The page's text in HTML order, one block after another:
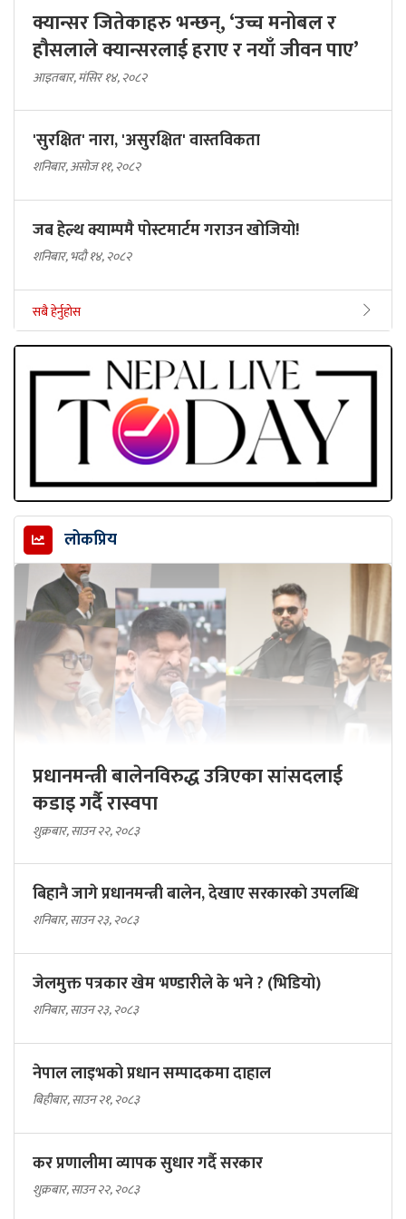
क्यान्सर जितेकाहरु भन्छन्, ‘उच्च मनोबल र
हौसलाले क्यान्सरलाई हराए र नयाँ जीवन पाए’
आइतबार, मंसिर १४, २०८२
'सुरक्षित' नारा, 'असुरक्षित' वास्तविकता
शनिबार, असोज ११, २०८२
जब हेल्थ क्याम्पमै पोस्टमार्टम गराउन खोजियो!
शनिबार, भदौ १४, २०८२
सबै हेर्नुहोस
लोकप्रिय
प्रधानमन्त्री बालेनविरुद्ध उत्रिएका सांसदलाई
कडाइ गर्दै रास्वपा
शुक्रबार, साउन २२, २०८३
बिहानै जागे प्रधानमन्त्री बालेन, देखाए सरकारकाे उपलब्धि
शनिबार, साउन २३, २०८३
जेलमुक्त पत्रकार खेम भण्डारीले के भने ? (भिडियो)
शनिबार, साउन २३, २०८३
नेपाल लाइभको प्रधान सम्पादकमा दाहाल
बिहीबार, साउन २१, २०८३
कर प्रणालीमा व्यापक सुधार गर्दै सरकार
शुक्रबार, साउन २२, २०८३